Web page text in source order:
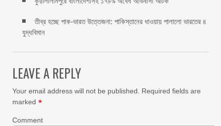
তীব্র হচ্ছে পাক-ভারত উত্তেজনা: পাকিস্তানের ধাওয়ায় পালালো ভারতের ৪
যুদ্ধবিমান
LEAVE A REPLY
Your email address will not be published. Required fields are
marked *
Comment